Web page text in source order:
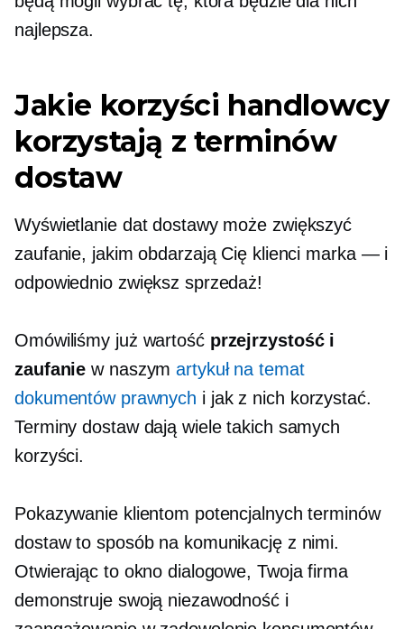
najlepsza.
Jakie korzyści handlowcy
korzystają z terminów
dostaw
Wyświetlanie dat dostawy może zwiększyć
zaufanie, jakim obdarzają Cię klienci marka — i
odpowiednio zwiększ sprzedaż!
Omówiliśmy już wartość przejrzystość i
zaufanie w naszymartykuł na temat
dokumentów prawnych i jak z nich korzystać.
Terminy dostaw dają wiele takich samych
korzyści.
Pokazywanie klientom potencjalnych terminów
dostaw to sposób na komunikację z nimi.
Otwierając to okno dialogowe, Twoja firma
demonstruje swoją niezawodność i